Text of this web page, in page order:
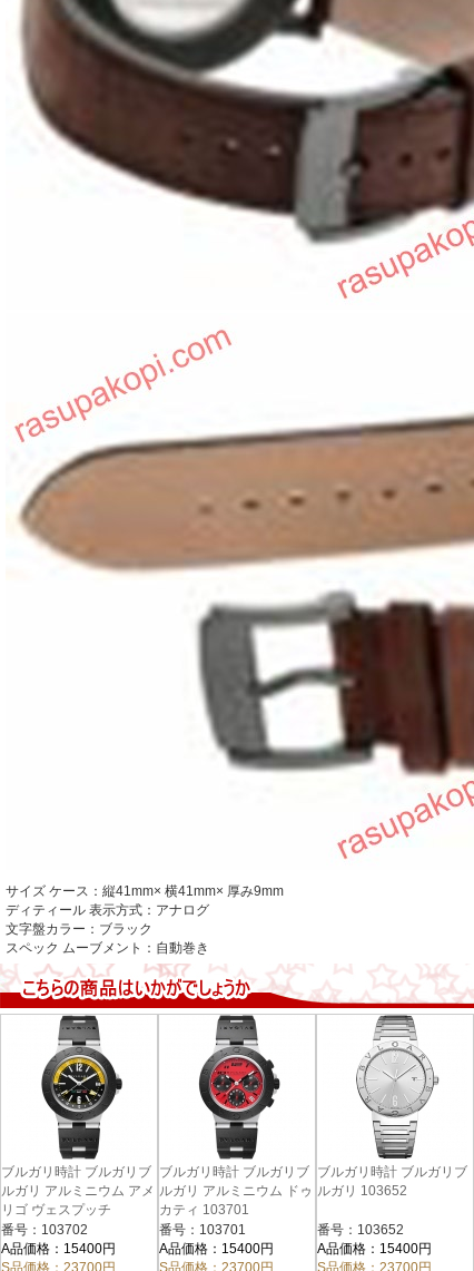
サイズ ケース：縦41mm× 横41mm× 厚み9mm
ディティール 表示方式：アナログ
文字盤カラー：ブラック
スペック ムーブメント：自動巻き
ブルガリ時計 ブルガリブ
ルガリ アルミニウム アメ
リゴ ヴェスプッチ
103702
番号：103702
A品価格：15400円
ブルガリ時計 ブルガリブ
ルガリ アルミニウム ドゥ
カティ 103701
番号：103701
A品価格：15400円
ブルガリ時計 ブルガリブ
ルガリ 103652
番号：103652
A品価格：15400円